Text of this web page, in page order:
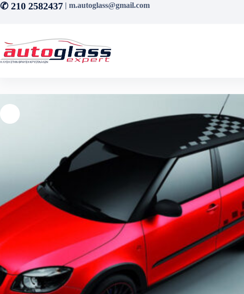
Μετάβαση
στο
✆ 210 2582437 | m.autoglass@gmail.com